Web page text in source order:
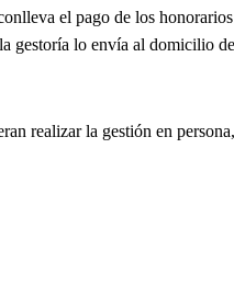
el pago de los
gestoría lo envía al domicilio
realizar la gestión en